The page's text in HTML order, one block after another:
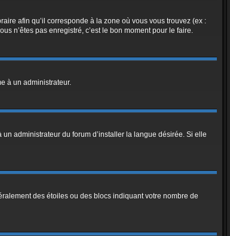
afin qu’il corresponde à la zone où vous vous trouvez (ex :
n’êtes pas enregistré, c’est le bon moment pour le faire.
à un administrateur.
administrateur du forum d’installer la langue désirée. Si elle
des étoiles ou des blocs indiquant votre nombre de